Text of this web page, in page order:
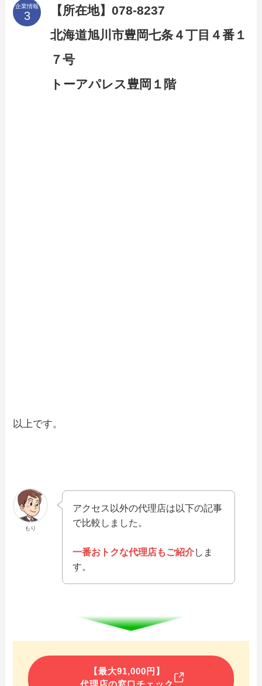
企業情報
【所在地】078-8237
北海道旭川市豊岡七条４丁目４番１
７号
トーアパレス豊岡１階
以上です。
もり
アクセス以外の代理店は以下の記事
で比較しました。
一番おトクな代理店もご紹介しま
す。
【最大91,000円】
代理店の窓口チェック